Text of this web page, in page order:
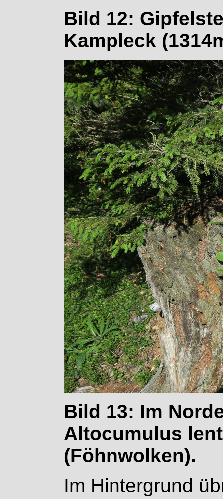
Bild 12:
Kampleck
Bild 13: Im
Altocumulus
(Föhnwolken).
Im Hintergrund